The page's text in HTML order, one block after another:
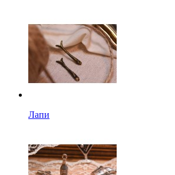
Лапи